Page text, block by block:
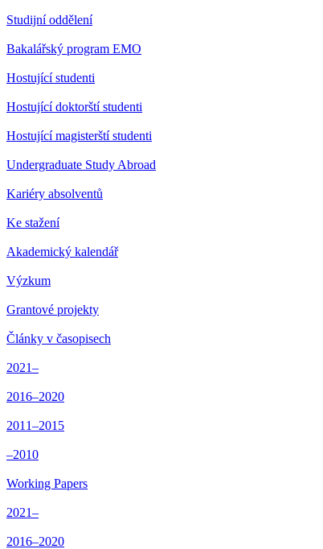
Studijní oddělení
Bakalářský program EMO
Hostující studenti
Hostující doktorští studenti
Hostující magisterští studenti
Undergraduate Study Abroad
Kariéry absolventů
Ke stažení
Akademický kalendář
Výzkum
Grantové projekty
Články v časopisech
2021–
2016–2020
2011–2015
–2010
Working Papers
2021–
2016–2020